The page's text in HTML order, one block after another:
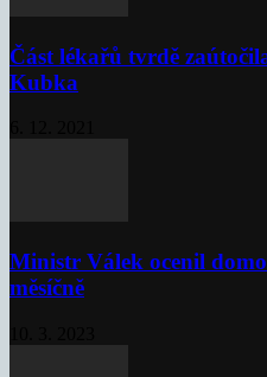
Část lékařů tvrdě
Kubka
Ministr Válek ocenil
měsíčně